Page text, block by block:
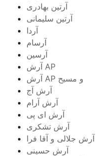
آرتین بهادری
آرتین سلیمانی
آردا
آرسام
آرسین
آرش AP
آرش AP و مسیح
آرش آج
آرش آرام
آرش ای پی
آرش تشکری
آرش جلالی و آقا فرا
آرش حسینی